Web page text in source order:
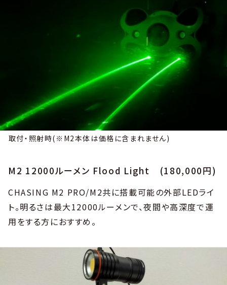
取付・照射時(※M2本体は価格に含まれません)
M2 12000ルーメン Flood Light (180,000円)
CHASING M2 PRO/M2共に搭載可能の外部LEDライ
ト。明るさは最大12000ルーメンで、夜間や高深度で運
用をする方におすすめ。